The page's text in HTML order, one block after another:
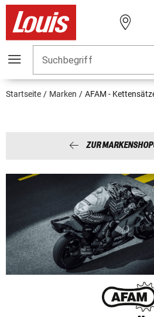
Suchbegriff
Startseite Marken AFAM -
ZUR